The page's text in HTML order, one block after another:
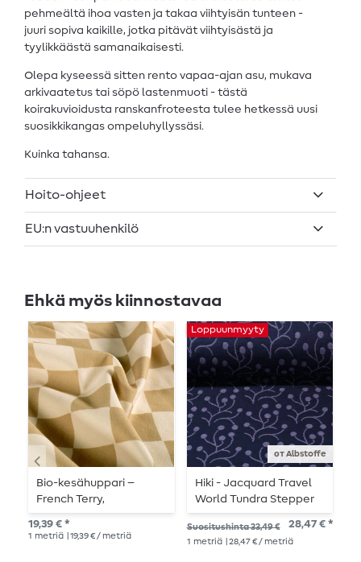
pehmeältä ihoa vasten ja takaa viihtyisän tunteen -
juuri sopiva kaikille, jotka pitävät viihtyisästä ja
tyylikkäästä samanaikaisesti.
Olepa kyseessä sitten rento vapaa-ajan asu, mukava
arkivaatetus tai söpö lastenmuoti - tästä
koirakuvioidusta ranskanfroteesta tulee hetkessä uusi
suosikkikangas ompeluhyllyssäsi.
Kuinka tahansa.
Hoito-ohjeet
EU:n vastuuhenkilö
Ehkä myös kiinnostavaa
Bio-kesähuppari –
French Terry,
ruudullinen, beige-khaki
19,39 € *
1 metriä | 19,39 € / metriä
от Albstoffe
Loppuunmyyty
Hiki - Jacquard Travel
World Tundra Stepper
Sininen
Suositushinta 33,49 € 28,47 € *
1 metriä | 28,47 € / metriä